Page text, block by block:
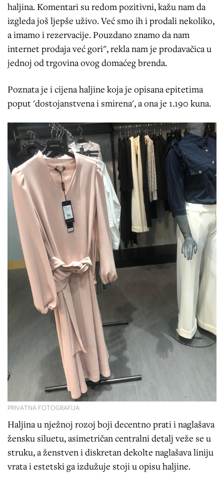
haljina. Komentari su redom pozitivni, kažu nam da
izgleda još ljepše uživo. Već smo ih i prodali nekoliko,
a imamo i rezervacije. Pouzdano znamo da nam
internet prodaja već gori", rekla nam je prodavačica u
jednoj od trgovina ovog domaćeg brenda.
Poznata je i cijena haljine koja je opisana epitetima
poput 'dostojanstvena i smirena', a ona je 1.190 kuna.
PRIVATNA FOTOGRAFIJA
Haljina u nježnoj rozoj boji decentno prati i naglašava
žensku siluetu, asimetričan centralni detalj veže se u
struku, a ženstven i diskretan dekolte naglašava liniju
vrata i estetski ga izdužuje stoji u opisu haljine.